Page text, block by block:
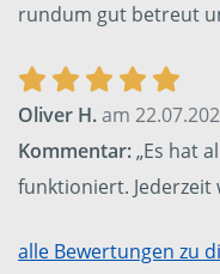
rundum gut betreut
Oliver H.am
Kommentar:„Es hat
funktioniert. Jederzeit
alle Bewertungen zu